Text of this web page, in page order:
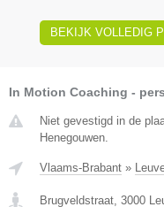
BEKIJK VOLLEDIG
In Motion Coaching -
Niet gevestigd in de
Henegouwen.
Vlaams-Brabant »
Brugveldstraat 3000